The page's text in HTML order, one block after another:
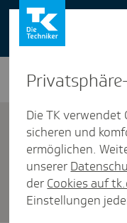
You can also use our
change to English version
Tarif-
Versicherung
Die TK verwendet
sicheren und
ermöglichen.
unserer
der Cookies auf
Einstellungen